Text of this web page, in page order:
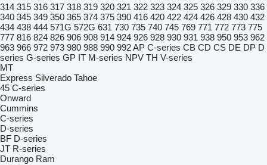
314 315 316 317 318 319 320 321 322 323 324 325 326 329 330 336
340 345 349 350 365 374 375 390 416 420 422 424 426 428 430 432
434 438 444 571G 572G 631 730 735 740 745 769 771 772 773 775
777 816 824 826 906 908 914 924 926 928 930 931 938 950 953 962
963 966 972 973 980 988 990 992AP C-series CB CD CS DE DP D
series G-series GP IT M-series NPV TH V-series
MT
Express Silverado Tahoe
45 C-series
Onward
Cummins
C-series
D-series
BF D-series
JT R-series
Durango Ram